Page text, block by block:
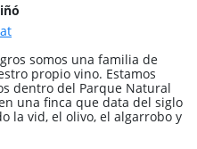
somos una familia de
propio vino. Estamos
dentro del Parque Natural
una finca que data del siglo
la vid, el olivo, el algarrobo y